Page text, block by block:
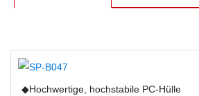
◆Hochwertige, hochstabile PC-Hülle